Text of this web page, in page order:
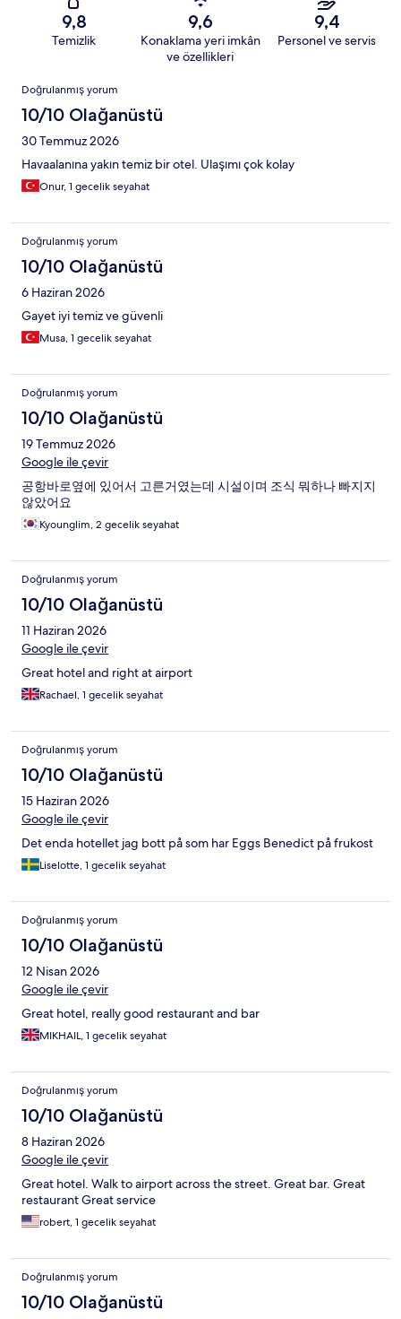
9,8
Temizlik
9,6
Konaklama yeri imkân
ve özellikleri
9,4
Personel ve servis
Yorumlar
Doğrulanmış yorum
10/10 Olağanüstü
30 Temmuz 2026
Havaalanına yakın temiz bir otel. Ulaşımı çok kolay
Onur, 1 gecelik seyahat
Doğrulanmış yorum
10/10 Olağanüstü
6 Haziran 2026
Gayet iyi temiz ve güvenli
Musa, 1 gecelik seyahat
Doğrulanmış yorum
10/10 Olağanüstü
19 Temmuz 2026
Google ile çevir
공항바로옆에 있어서 고른거였는데 시설이며 조식 뭐하나 빠지지
않았어요
Kyounglim, 2 gecelik seyahat
Doğrulanmış yorum
10/10 Olağanüstü
11 Haziran 2026
Google ile çevir
Great hotel and right at airport
Rachael, 1 gecelik seyahat
Doğrulanmış yorum
10/10 Olağanüstü
15 Haziran 2026
Google ile çevir
Det enda hotellet jag bott på som har Eggs Benedict på frukost
Liselotte, 1 gecelik seyahat
Doğrulanmış yorum
10/10 Olağanüstü
12 Nisan 2026
Google ile çevir
Great hotel, really good restaurant and bar
MIKHAIL, 1 gecelik seyahat
Doğrulanmış yorum
10/10 Olağanüstü
8 Haziran 2026
Google ile çevir
Great hotel. Walk to airport across the street. Great bar. Great
restaurant Great service
robert, 1 gecelik seyahat
Doğrulanmış yorum
10/10 Olağanüstü